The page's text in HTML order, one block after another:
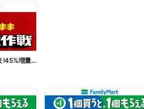
【おトク】お値段そのまま!45%増量作戦!